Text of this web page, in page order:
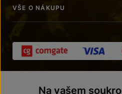
VŠE O NÁKUPU
Na vašem